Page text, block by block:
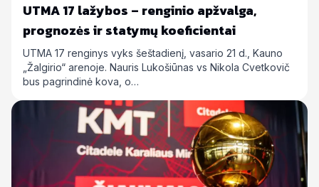
UTMA 17 lažybos – renginio apžvalga,
prognozės ir statymų koeficientai
UTMA 17 renginys vyks šeštadienį, vasario 21 d., Kauno
„Žalgirio“ arenoje. Nauris Lukošiūnas vs Nikola Cvetkovič
bus pagrindinė kova, o…